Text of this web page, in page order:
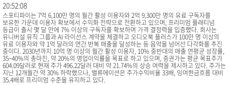
20:52:08
스포티파이는 7억 6,100만 명의 월간 활성 이용자와 2억 9,300만 명의 유료 구독자를
보유한 가운데 이용자 확보에서 수익화 전략으로 전환하고 있으며, 프리미엄 플래티넘
등급이 출시 몇 달 만에 7% 이상의 구독자를 확보하며 가격 결정력을 입증했다. 회사는
유니버설 뮤직 그룹과 AI 라이선스 계약을 체결하고 오디오북 플러스가 100만 명 이상의
유료 이용자와 약 1억 달러의 연간 반복 매출을 달성하는 등 음악을 넘어선 다각화를 추진
중이다. 2030년까지 10억 명 이상의 월간 활성 이용자, 10% 중반대의 매출 연평균 성장률,
35~40%의 총마진, 약 20%의 영업이익률을 목표로 하고 있으며, 증권가는 평균 목표주가
604.09달러로 현재 주가 496.22달러 대비 약 21.74%의 상승 여력을 제시하고 있다. 주가는
지난 12개월간 약 30% 하락했으나, 밸류에이션은 주가수익비율 33배, 잉여현금흐름 대비
35.4배로 프리미엄 수준을 유지하고 있다.